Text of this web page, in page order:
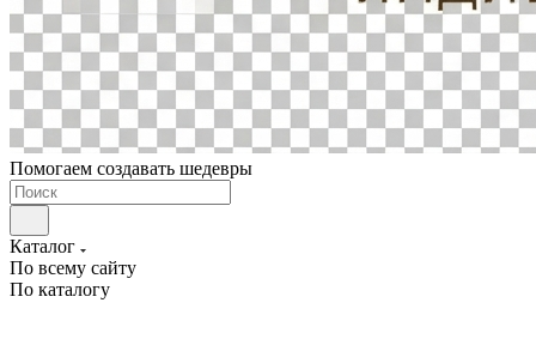
Помогаем создавать шедевры
Каталог
По всему сайту
По каталогу